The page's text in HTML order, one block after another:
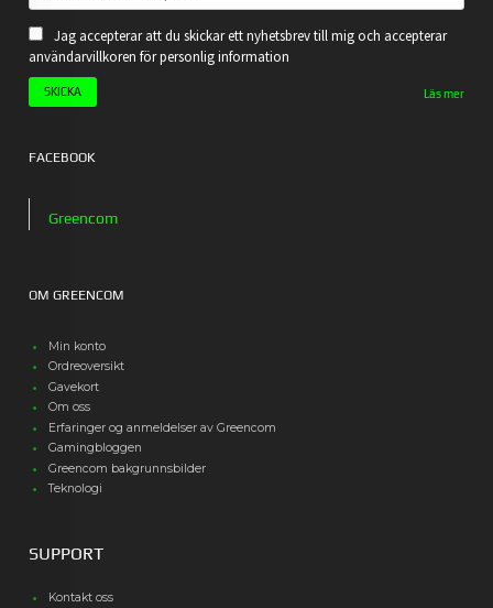
Jag accepterar att du skickar ett nyhetsbrev till mig och accepterar
användarvillkoren för personlig information
Läs mer
FACEBOOK
Greencom
OM GREENCOM
Min konto
Ordreoversikt
Gavekort
Om oss
Erfaringer og anmeldelser av Greencom
Gamingbloggen
Greencom bakgrunnsbilder
Teknologi
SUPPORT
Kontakt oss